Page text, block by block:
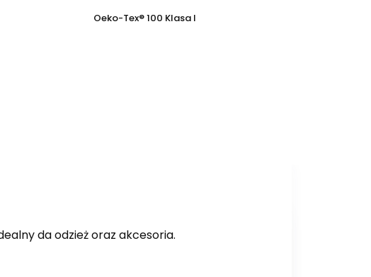
Oeko-Tex® 100 Klasa I
da odzież oraz akcesoria.